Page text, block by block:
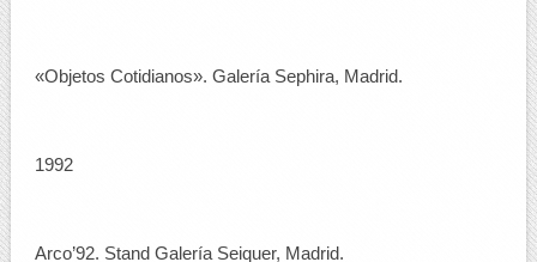
«Objetos Cotidianos». Galería Sephira, Madrid.
1992
Arco’92. Stand Galería Seiquer, Madrid.